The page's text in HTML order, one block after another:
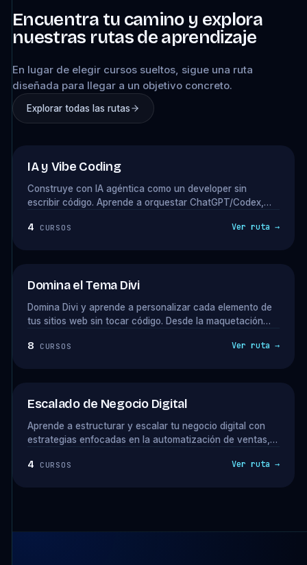
Encuentra tu camino y explora
nuestras rutas de aprendizaje
En lugar de elegir cursos sueltos, sigue una ruta
diseñada para llegar a un objetivo concreto.
Explorar todas las rutas
IA y Vibe Coding
Construye con IA agéntica como un developer sin
escribir código. Aprende a orquestar ChatGPT/Codex,
integraciones y productos digitales que puedas vender
4 CURSOS Ver ruta →
Domina el Tema Divi
Domina Divi y aprende a personalizar cada elemento de
tus sitios web sin tocar código. Desde la maquetación
efectos visuales y optimización de velocidad, todo lo que
8 CURSOS Ver ruta →
Escalado de Negocio Digital
Aprende a estructurar y escalar tu negocio digital con
estrategias enfocadas en la automatización de ventas,
Descubre cómo atraer clientes premium, ofrecer upsells
4 CURSOS Ver ruta →